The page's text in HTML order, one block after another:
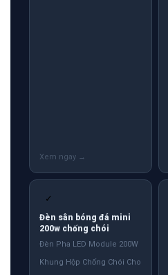
✓
Đèn sân bóng đá mini
200w chống chói
Đèn Pha LED Module 200W
Khung Hộp Chống Chói Cho